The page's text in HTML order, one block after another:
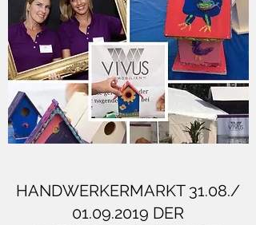
HANDWERKERMARKT 31.08./
01.09.2019 DER